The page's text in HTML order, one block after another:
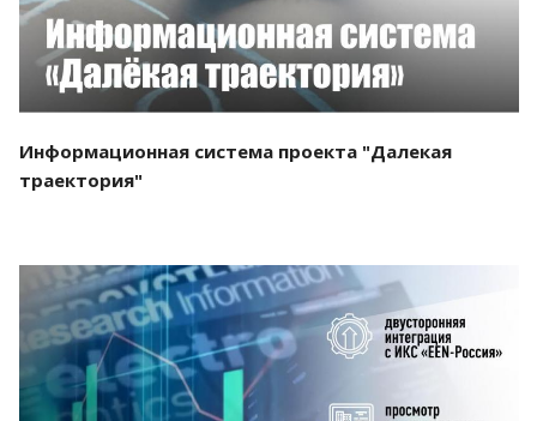
Информационная система проекта "Далекая
траектория"